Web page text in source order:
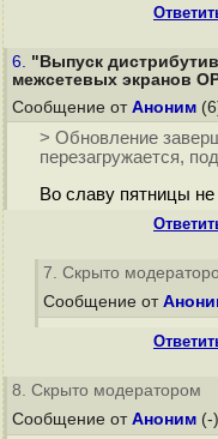
6. "Выпуск
межсетевых экранов
Сообщение от Аноним
> Обновление
перезагружается,
Во славу пятницы
7. Скрыто
Сообщение от
8. Скрыто модератором
Сообщение от Аноним (-